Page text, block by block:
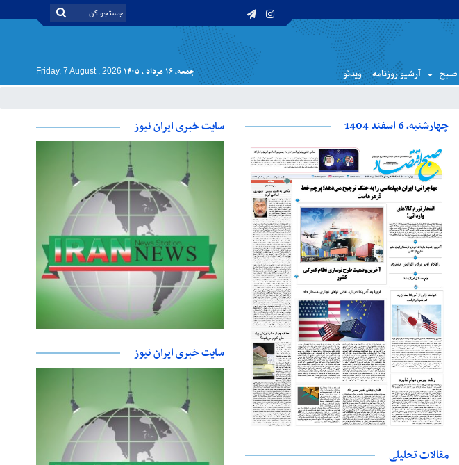
صبح آرشیو روزنامه ویدئو جمعه, ۱۶ مرداد , ۱۴۰۵ Friday, 7 August , 2026
چهارشنبه، 6 اسفند 1404
مقالات تحلیلی
سایت خبری ایران نیوز
سایت خبری ایران نیوز